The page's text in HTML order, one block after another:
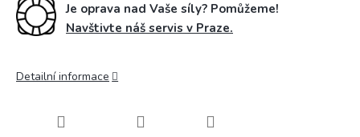
Je oprava nad Vaše síly? Pomůžeme!
Navštivte náš servis v Praze.
Detailní informace